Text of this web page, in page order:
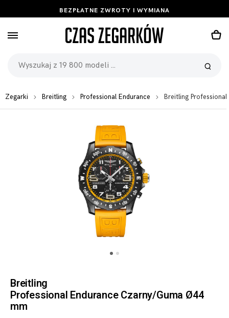
BEZPŁATNE ZWROTY I WYMIANA
Zegarki Breitling Professional Endurance Breitling
Breitling
Professional Endurance Czarny/Guma Ø44
mm